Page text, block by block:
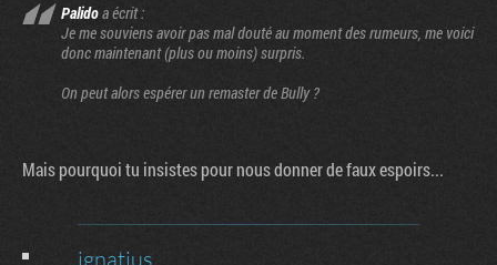
Palidoa écrit :
Je me souviens avoir pas mal douté au moment des rumeurs, me voici
donc maintenant (plus ou moins) surpris.
On peut alors espérer un remaster de Bully ?
Mais pourquoi tu insistes pour nous donner de faux espoirs...
ignatius